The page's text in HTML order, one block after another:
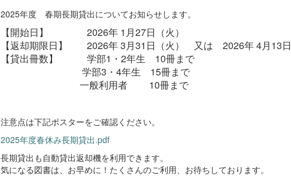
2025年度 春期長期貸出についてお知らせします。
【開始日】 2026年 1月27日（火）
【返却期限日】 2026年 3月31日（火） 又は 2026年 4月13
【貸出冊数】 学部1・2年生 10冊まで
学部3・4年生 15冊まで
一般利用者 10冊まで
注意点は下記ポスターをご確認ください。
2025年度春休み長期貸出.pdf
長期貸出も自動貸出返却機を利用できます。
気になる図書は、お早めに！たくさんのご利用、お待ちしております。